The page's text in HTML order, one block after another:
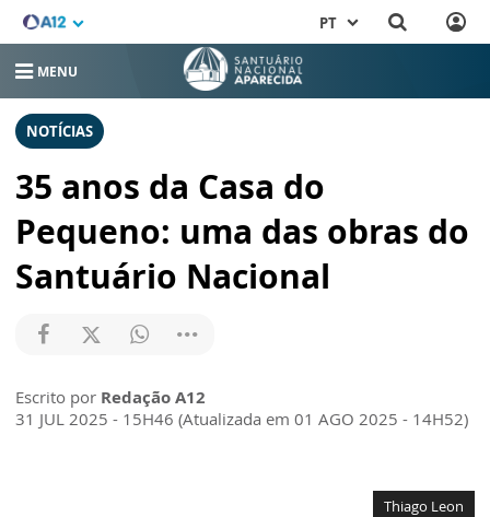
PT
MENU
NOTÍCIAS
35 anos da Casa do
Pequeno: uma das obras do
Santuário Nacional
Escrito por Redação A12
31 JUL 2025 - 15H46 (Atualizada em 01 AGO 2025 - 14H52)
Thiago Leon